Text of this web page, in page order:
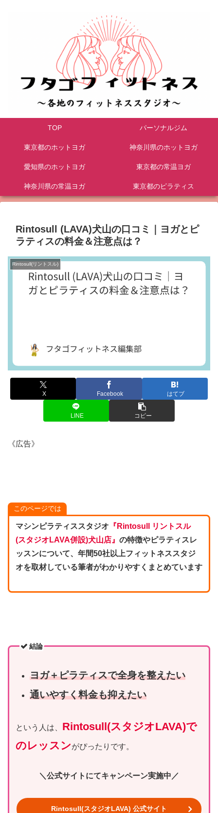
TOP パーソナルジム
東京都のホットヨガ 神奈川県のホットヨガ
愛知県のホットヨガ 東京都の常温ヨガ
神奈川県の常温ヨガ 東京都のピラティス
Rintosull (LAVA)犬山の口コミ｜ヨガとピ
ラティスの料金＆注意点は？
Rintosull(リントスル)
X Facebook はてブ
LINE コピー
《広告》
このページでは
マシンピラティススタジオ 『Rintosull リントスル
(スタジオLAVA併設)犬山店』 の特徴やピラティスレ
ッスンについて、年間50社以上フィットネススタジ
オを取材している筆者がわかりやすくまとめています
結論
ヨガ＋ピラティスで全身を整えたい
通いやすく料金も抑えたい
という人は、 Rintosull(スタジオLAVA)で
のレッスンがぴったりです。
＼公式サイトにてキャンペーン実施中／
Rintosull(スタジオLAVA) 公式サイト